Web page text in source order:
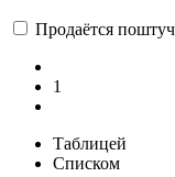
Продаётся
1
Таблицей
Списком